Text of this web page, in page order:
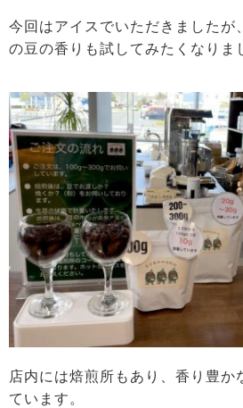
今回はアイスでいただきましたが
の豆の香りも試してみたくなりま
店内には焙煎所もあり、香り豊か
ています。